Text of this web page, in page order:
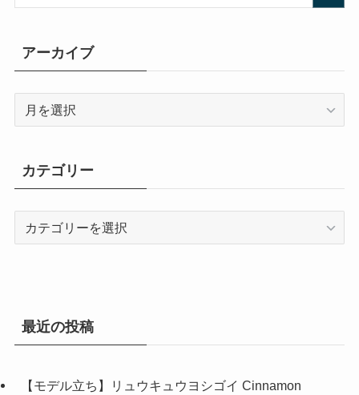
アーカイブ
ブ
カテゴリー
最近の投稿
【モデル立ち】リュウキュウヨシゴイ Cinnamon